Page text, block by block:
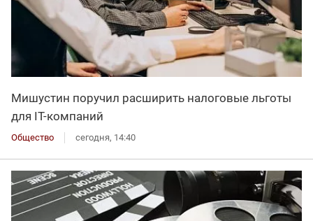
Мишустин поручил расширить налоговые льготы
для IT-компаний
Общество сегодня, 14:40